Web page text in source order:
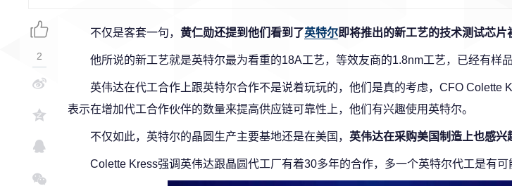
不仅是客套一句， 黄仁勋还提到他们看到了英特尔即将推出的新工艺的技术测试芯片
他所说的新工艺就是英特尔最为看重的18A工艺，等效友商的1.8nm工艺，已经有样
英伟达在代工合作上跟英特尔合作不是说着玩玩的，他们是真的考虑，CFO Colette
表示在增加代工合作伙伴的数量来提高供应链可靠性上，他们有兴趣使用英特尔。
不仅如此，英特尔的晶圆生产主要基地还是在美国， 英伟达在采购美国制造上也感兴
Colette Kress强调英伟达跟晶圆代工厂有着30多年的合作，多一个英特尔代工是有可
2